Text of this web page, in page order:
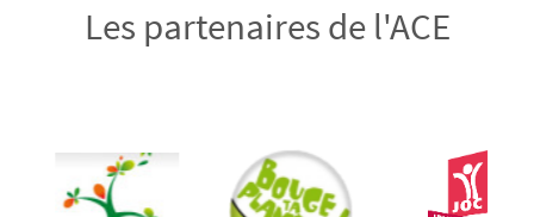
Les partenaires de l'ACE